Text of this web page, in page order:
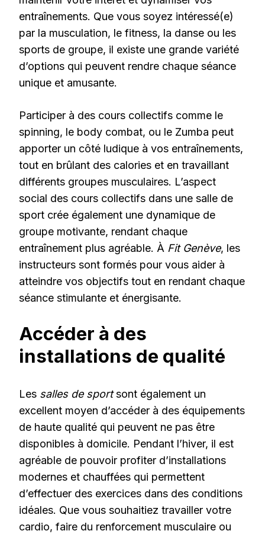
entraînements. Que vous soyez intéressé(e)
par la musculation, le fitness, la danse ou les
sports de groupe, il existe une grande variété
d’options qui peuvent rendre chaque séance
unique et amusante.
Participer à des cours collectifs comme le
spinning, le body combat, ou le Zumba peut
apporter un côté ludique à vos entraînements,
tout en brûlant des calories et en travaillant
différents groupes musculaires. L’aspect
social des cours collectifs dans une salle de
sport crée également une dynamique de
groupe motivante, rendant chaque
entraînement plus agréable. À Fit Genève, les
instructeurs sont formés pour vous aider à
atteindre vos objectifs tout en rendant chaque
séance stimulante et énergisante.
Accéder à des
installations de qualité
Les salles de sportsont également un
excellent moyen d’accéder à des équipements
de haute qualité qui peuvent ne pas être
disponibles à domicile. Pendant l’hiver, il est
agréable de pouvoir profiter d’installations
modernes et chauffées qui permettent
d’effectuer des exercices dans des conditions
idéales. Que vous souhaitiez travailler votre
cardio, faire du renforcement musculaire ou